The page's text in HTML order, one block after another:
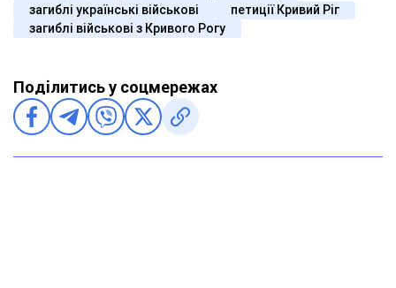
загиблі українські військові
петиції Кривий Ріг
загиблі військові з Кривого Рогу
Поділитись у соцмережах